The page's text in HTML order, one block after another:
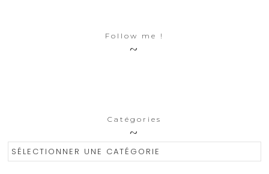
Follow me !
Catégories
Catégories